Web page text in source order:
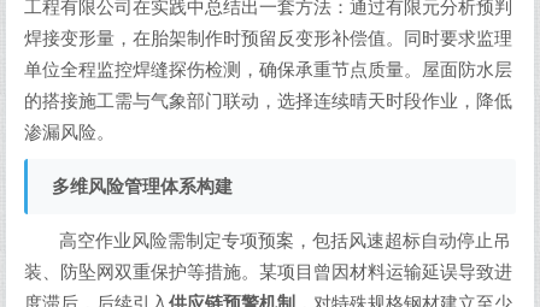
工程有限公司在实践中总结出一套方法：通过有限元分析预判
焊接变形量，在胎架制作时预留反变形补偿值。同时要求监理
单位全程监控焊缝探伤检测，确保承重节点质量。屋面防水层
的搭接施工需与气象部门联动，选择连续晴天时段作业，降低
渗漏风险。
多维风险管理体系构建
高空作业风险需制定专项预案，包括风速超标自动停止吊
装、防坠网双重保护等措施。某项目曾因材料运输延误导致进